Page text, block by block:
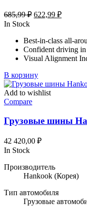
685,99₽ Первоначальная
685,99 ₽.
622,99 ₽Текущая
In Stock
Best-in-class all-
Confident driving
Visual Alignment
В корзину
Add to wishlist
Compare
Грузовые шины
42 420,00 ₽
In Stock
Производитель
Hankook (Корея)
Тип автомобиля
Грузовые